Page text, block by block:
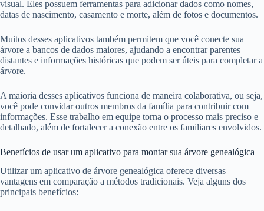
visual. Eles possuem ferramentas para adicionar dados como nomes,
datas de nascimento, casamento e morte, além de fotos e documentos.
Muitos desses aplicativos também permitem que você conecte sua
árvore a bancos de dados maiores, ajudando a encontrar parentes
distantes e informações históricas que podem ser úteis para completar a
árvore.
A maioria desses aplicativos funciona de maneira colaborativa, ou seja,
você pode convidar outros membros da família para contribuir com
informações. Esse trabalho em equipe torna o processo mais preciso e
detalhado, além de fortalecer a conexão entre os familiares envolvidos.
Benefícios de usar um aplicativo para montar sua árvore genealógica
Utilizar um aplicativo de árvore genealógica oferece diversas
vantagens em comparação a métodos tradicionais. Veja alguns dos
principais benefícios: